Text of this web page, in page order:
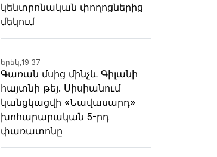
կենտրոնական փողոցներից
մեկում
երեկ,19:37
Գառան մսից մինչև Գիլանի
հայտնի թեյ. Սիսիանում
կանցկացվի «Նավասարդ»
խոհարարական 5-րդ
փառատոնը